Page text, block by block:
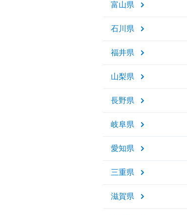
富山県
石川県
福井県
山梨県
長野県
岐阜県
愛知県
三重県
滋賀県